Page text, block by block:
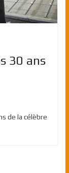
30 ans
de la célèbre